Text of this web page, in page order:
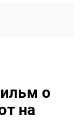
о
на